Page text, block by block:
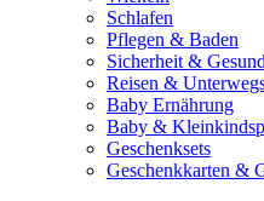
Schlafen
Pflegen & Baden
Sicherheit &
Reisen &
Baby Ernährung
Baby &
Geschenksets
Geschenkkarten &